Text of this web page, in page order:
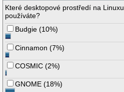
Které desktopové prostředí na Linuxu
používáte?
Budgie (10%)
Cinnamon (7%)
COSMIC (2%)
GNOME (18%)